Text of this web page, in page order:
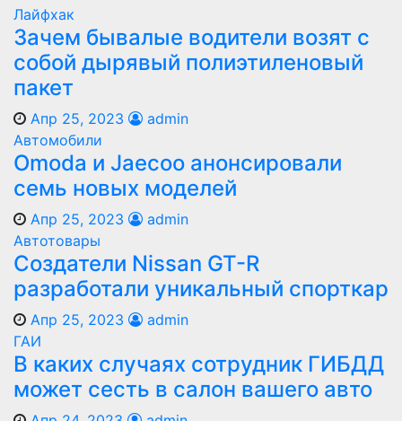
Лайфхак
Зачем бывалые водители возят с
собой дырявый полиэтиленовый
пакет
Апр 25, 2023
admin
Автомобили
Оmoda и Jaecoo анонсировали
семь новых моделей
Апр 25, 2023
admin
Автотовары
Создатели Nissan GT-R
разработали уникальный спорткар
Апр 25, 2023
admin
ГАИ
В каких случаях сотрудник ГИБДД
может сесть в салон вашего авто